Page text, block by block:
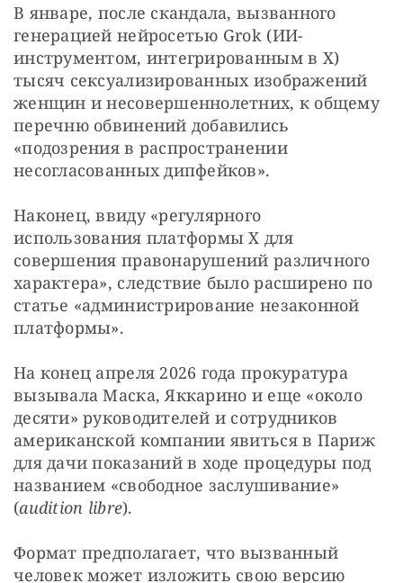
В январе, после скандала, вызванного
генерацией нейросетью Grok (ИИ-
инструментом, интегрированным в X)
тысяч сексуализированных изображений
женщин и несовершеннолетних, к общему
перечню обвинений добавились
«подозрения в распространении
несогласованных дипфейков».
Наконец, ввиду «регулярного
использования платформы X для
совершения правонарушений различного
характера», следствие было расширено по
статье «администрирование незаконной
платформы».
На конец апреля 2026 года прокуратура
вызывала Маска, Яккарино и еще «около
десяти» руководителей и сотрудников
американской компании явиться в Париж
для дачи показаний в ходе процедуры под
названием «свободное заслушивание»
(audition libre).
Формат предполагает, что вызванный
человек может изложить свою версию